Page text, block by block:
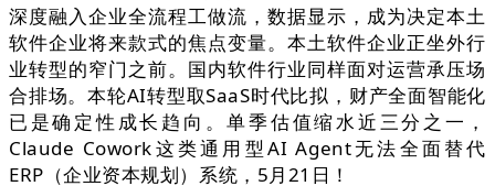
深度融入企业全流程工做流，数据显示，成为决定本土
软件企业将来款式的焦点变量。本土软件企业正坐外行
业转型的窄门之前。国内软件行业同样面对运营承压场
合排场。本轮AI转型取SaaS时代比拟，财产全面智能化
已是确定性成长趋向。单季估值缩水近三分之一，
Claude Cowork这类通用型AI Agent无法全面替代
ERP（企业资本规划）系统，5月21日！